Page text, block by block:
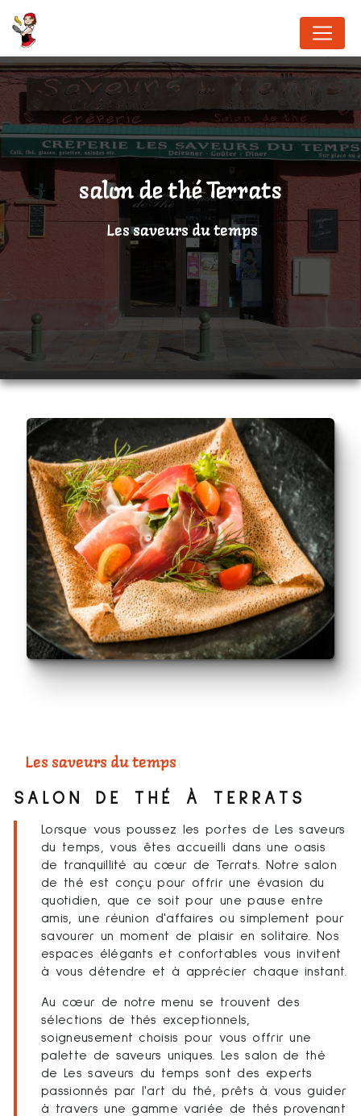
salon de thé Terrats
Les saveurs du temps
Les saveurs du temps
SALON DE THÉ À TERRATS
Lorsque vous poussez les portes de Les saveurs
du temps, vous êtes accueilli dans une oasis
de tranquillité au cœur de Terrats. Notre salon
de thé est conçu pour offrir une évasion du
quotidien, que ce soit pour une pause entre
amis, une réunion d'affaires ou simplement pour
savourer un moment de plaisir en solitaire. Nos
espaces élégants et confortables vous invitent
à vous détendre et à apprécier chaque instant.
Au cœur de notre menu se trouvent des
sélections de thés exceptionnels,
soigneusement choisis pour vous offrir une
palette de saveurs uniques. Les salon de thé
de Les saveurs du temps sont des experts
passionnés par l'art du thé, prêts à vous guider
à travers une gamme variée de thés provenant
Panneau de gestion des cookies